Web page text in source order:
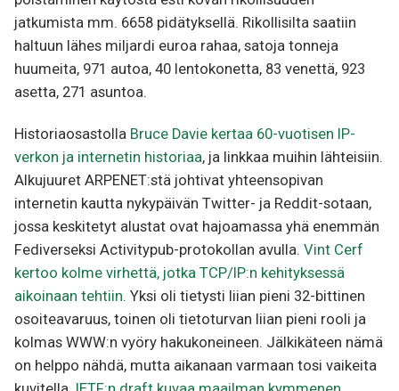
jatkumista mm. 6658 pidätyksellä. Rikollisilta saatiin
haltuun lähes miljardi euroa rahaa, satoja tonneja
huumeita, 971 autoa, 40 lentokonetta, 83 venettä, 923
asetta, 271 asuntoa.
Historiaosastolla Bruce Davie kertaa 60-vuotisen IP-
verkon ja internetin historiaa, ja linkkaa muihin lähteisiin.
Alkujuuret ARPENET:stä johtivat yhteensopivan
internetin kautta nykypäivän Twitter- ja Reddit-sotaan,
jossa keskitetyt alustat ovat hajoamassa yhä enemmän
Fediverseksi Activitypub-protokollan avulla. Vint Cerf
kertoo kolme virhettä, jotka TCP/IP:n kehityksessä
aikoinaan tehtiin. Yksi oli tietysti liian pieni 32-bittinen
osoiteavaruus, toinen oli tietoturvan liian pieni rooli ja
kolmas WWW:n vyöry hakukoneineen. Jälkikäteen nämä
on helppo nähdä, mutta aikanaan varmaan tosi vaikeita